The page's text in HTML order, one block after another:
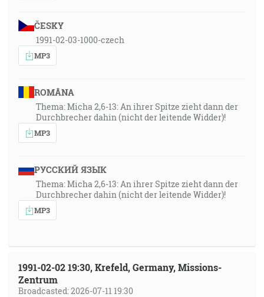
ČESKY
1991-02-03-1000-czech
MP3
ROMÂNA
Thema: Micha 2,6-13: An ihrer Spitze zieht dann der
Durchbrecher dahin (nicht der leitende Widder)!
MP3
РУССКИЙ ЯЗЫК
Thema: Micha 2,6-13: An ihrer Spitze zieht dann der
Durchbrecher dahin (nicht der leitende Widder)!
MP3
1991-02-02 19:30, Krefeld, Germany, Missions-
Zentrum
Broadcasted: 2026-07-11 19:30